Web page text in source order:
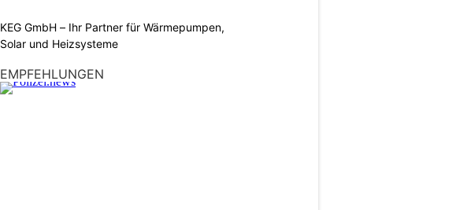
KEG GmbH – Ihr Partner für Wärmepumpen,
Solar und Heizsysteme
EMPFEHLUNGEN